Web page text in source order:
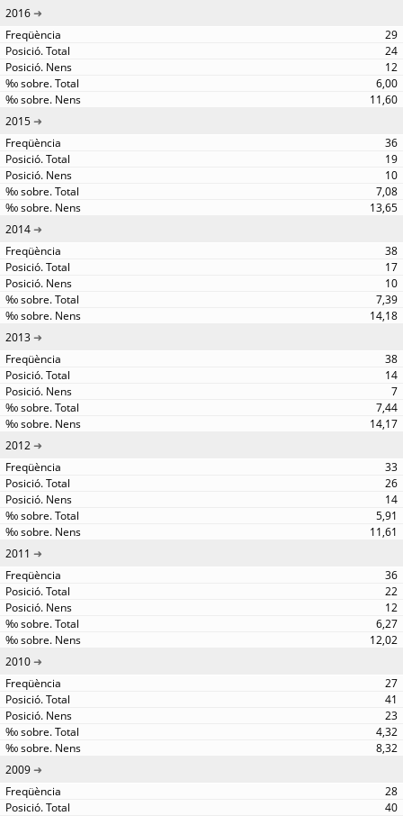
2016
29
24
12
6,00
11,60
2015
36
19
10
7,08
13,65
2014
38
17
10
7,39
14,18
2013
38
14
7
7,44
14,17
2012
33
26
14
5,91
11,61
2011
36
22
12
6,27
12,02
2010
27
41
23
4,32
8,32
2009
28
40